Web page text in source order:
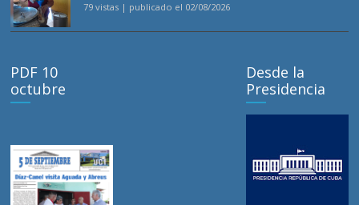
79 vistas | publicado el 02/08/2026
PDF 10
octubre
Desde la
Presidencia